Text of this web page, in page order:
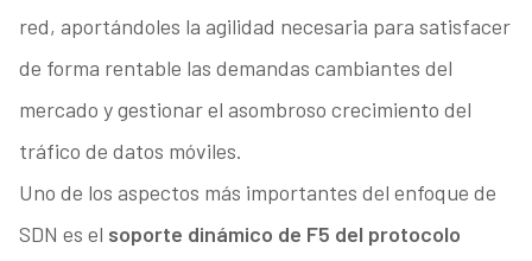
red, aportándoles la agilidad necesaria para satisfacer
de forma rentable las demandas cambiantes del
mercado y gestionar el asombroso crecimiento del
tráfico de datos móviles.
Uno de los aspectos más importantes del enfoque de
SDN es el soporte dinámico de F5 del protocolo